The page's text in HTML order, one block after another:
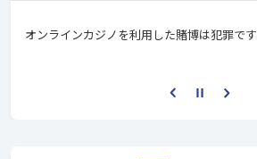
オンラインカジノを利用した賭博は犯罪です